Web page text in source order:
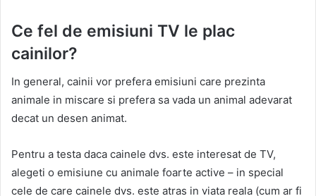
Ce fel de emisiuni TV le plac
cainilor?
In general, cainii vor prefera emisiuni care prezinta
animale in miscare si prefera sa vada un animal adevarat
decat un desen animat.
Pentru a testa daca cainele dvs. este interesat de TV,
alegeti o emisiune cu animale foarte active – in special
cele de care cainele dvs. este atras in viata reala (cum ar fi